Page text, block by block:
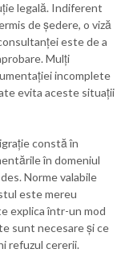
legală. Indiferent
de ședere, o viză
este de a
Mulți
incomplete
evita aceste situații
constă în
în domeniul
Norme valabile
este mereu
explica într-un mod
sunt necesare și ce
refuzul cererii.